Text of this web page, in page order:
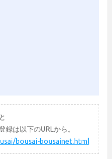
録は以下のURLから。
bousai-bousainet.html